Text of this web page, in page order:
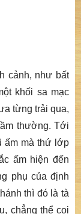
cảnh, như bất
khối sa mạc
từng trải qua,
thường. Tới
ấm mà thứ lớp
ấm hiện đến
phụ của định
thì đó là tà
chẳng thể coi